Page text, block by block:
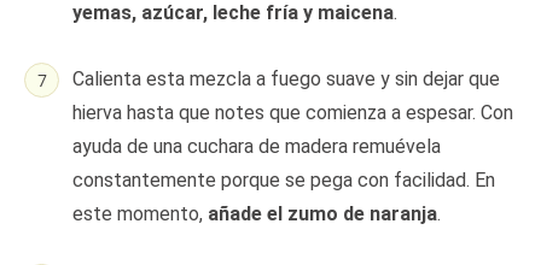
yemas, azúcar, leche fría y maicena.
Calienta esta mezcla a fuego suave y sin dejar que
hierva hasta que notes que comienza a espesar. Con
ayuda de una cuchara de madera remuévela
constantemente porque se pega con facilidad. En
este momento, añade el zumo de naranja.